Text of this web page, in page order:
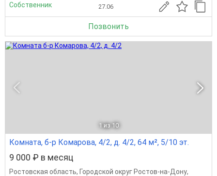
Собственник 27.06
Позвонить
1 из 10
Комната, б-р Комарова, 4/2, д. 4/2, 64 м², 5/10 эт.
9 000 ₽ в месяц
Ростовская область, Городской округ Ростов-на-Дону,